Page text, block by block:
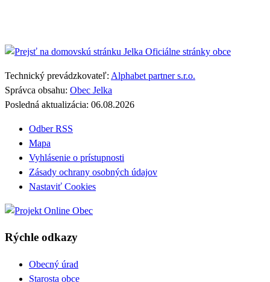
Jelka Oficiálne stránky obce
Technický prevádzkovateľ: Alphabet partner s.r.o.
Správca obsahu: Obec Jelka
Posledná aktualizácia: 06.08.2026
Odber RSS
Mapa
Vyhlásenie o prístupnosti
Zásady ochrany osobných údajov
Nastaviť Cookies
Rýchle odkazy
Obecný úrad
Starosta obce